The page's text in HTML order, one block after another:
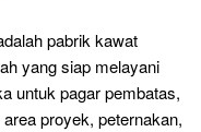
pabrik kawat
yang siap melayani
untuk pagar pembatas,
proyek, peternakan,